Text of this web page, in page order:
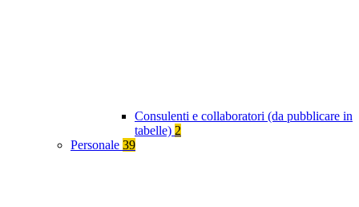
Consulenti e collaboratori (da pubblicare in
tabelle) 2
Personale 39